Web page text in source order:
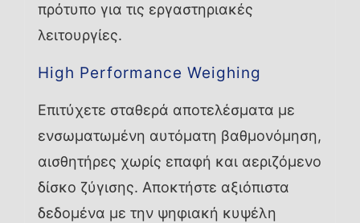
πρότυπο για τις εργαστηριακές
λειτουργίες.
High Performance Weighing
Επιτύχετε σταθερά αποτελέσματα με
ενσωματωμένη αυτόματη βαθμονόμηση,
αισθητήρες χωρίς επαφή και αεριζόμενο
δίσκο ζύγισης. Αποκτήστε αξιόπιστα
δεδομένα με την ψηφιακή κυψέλη